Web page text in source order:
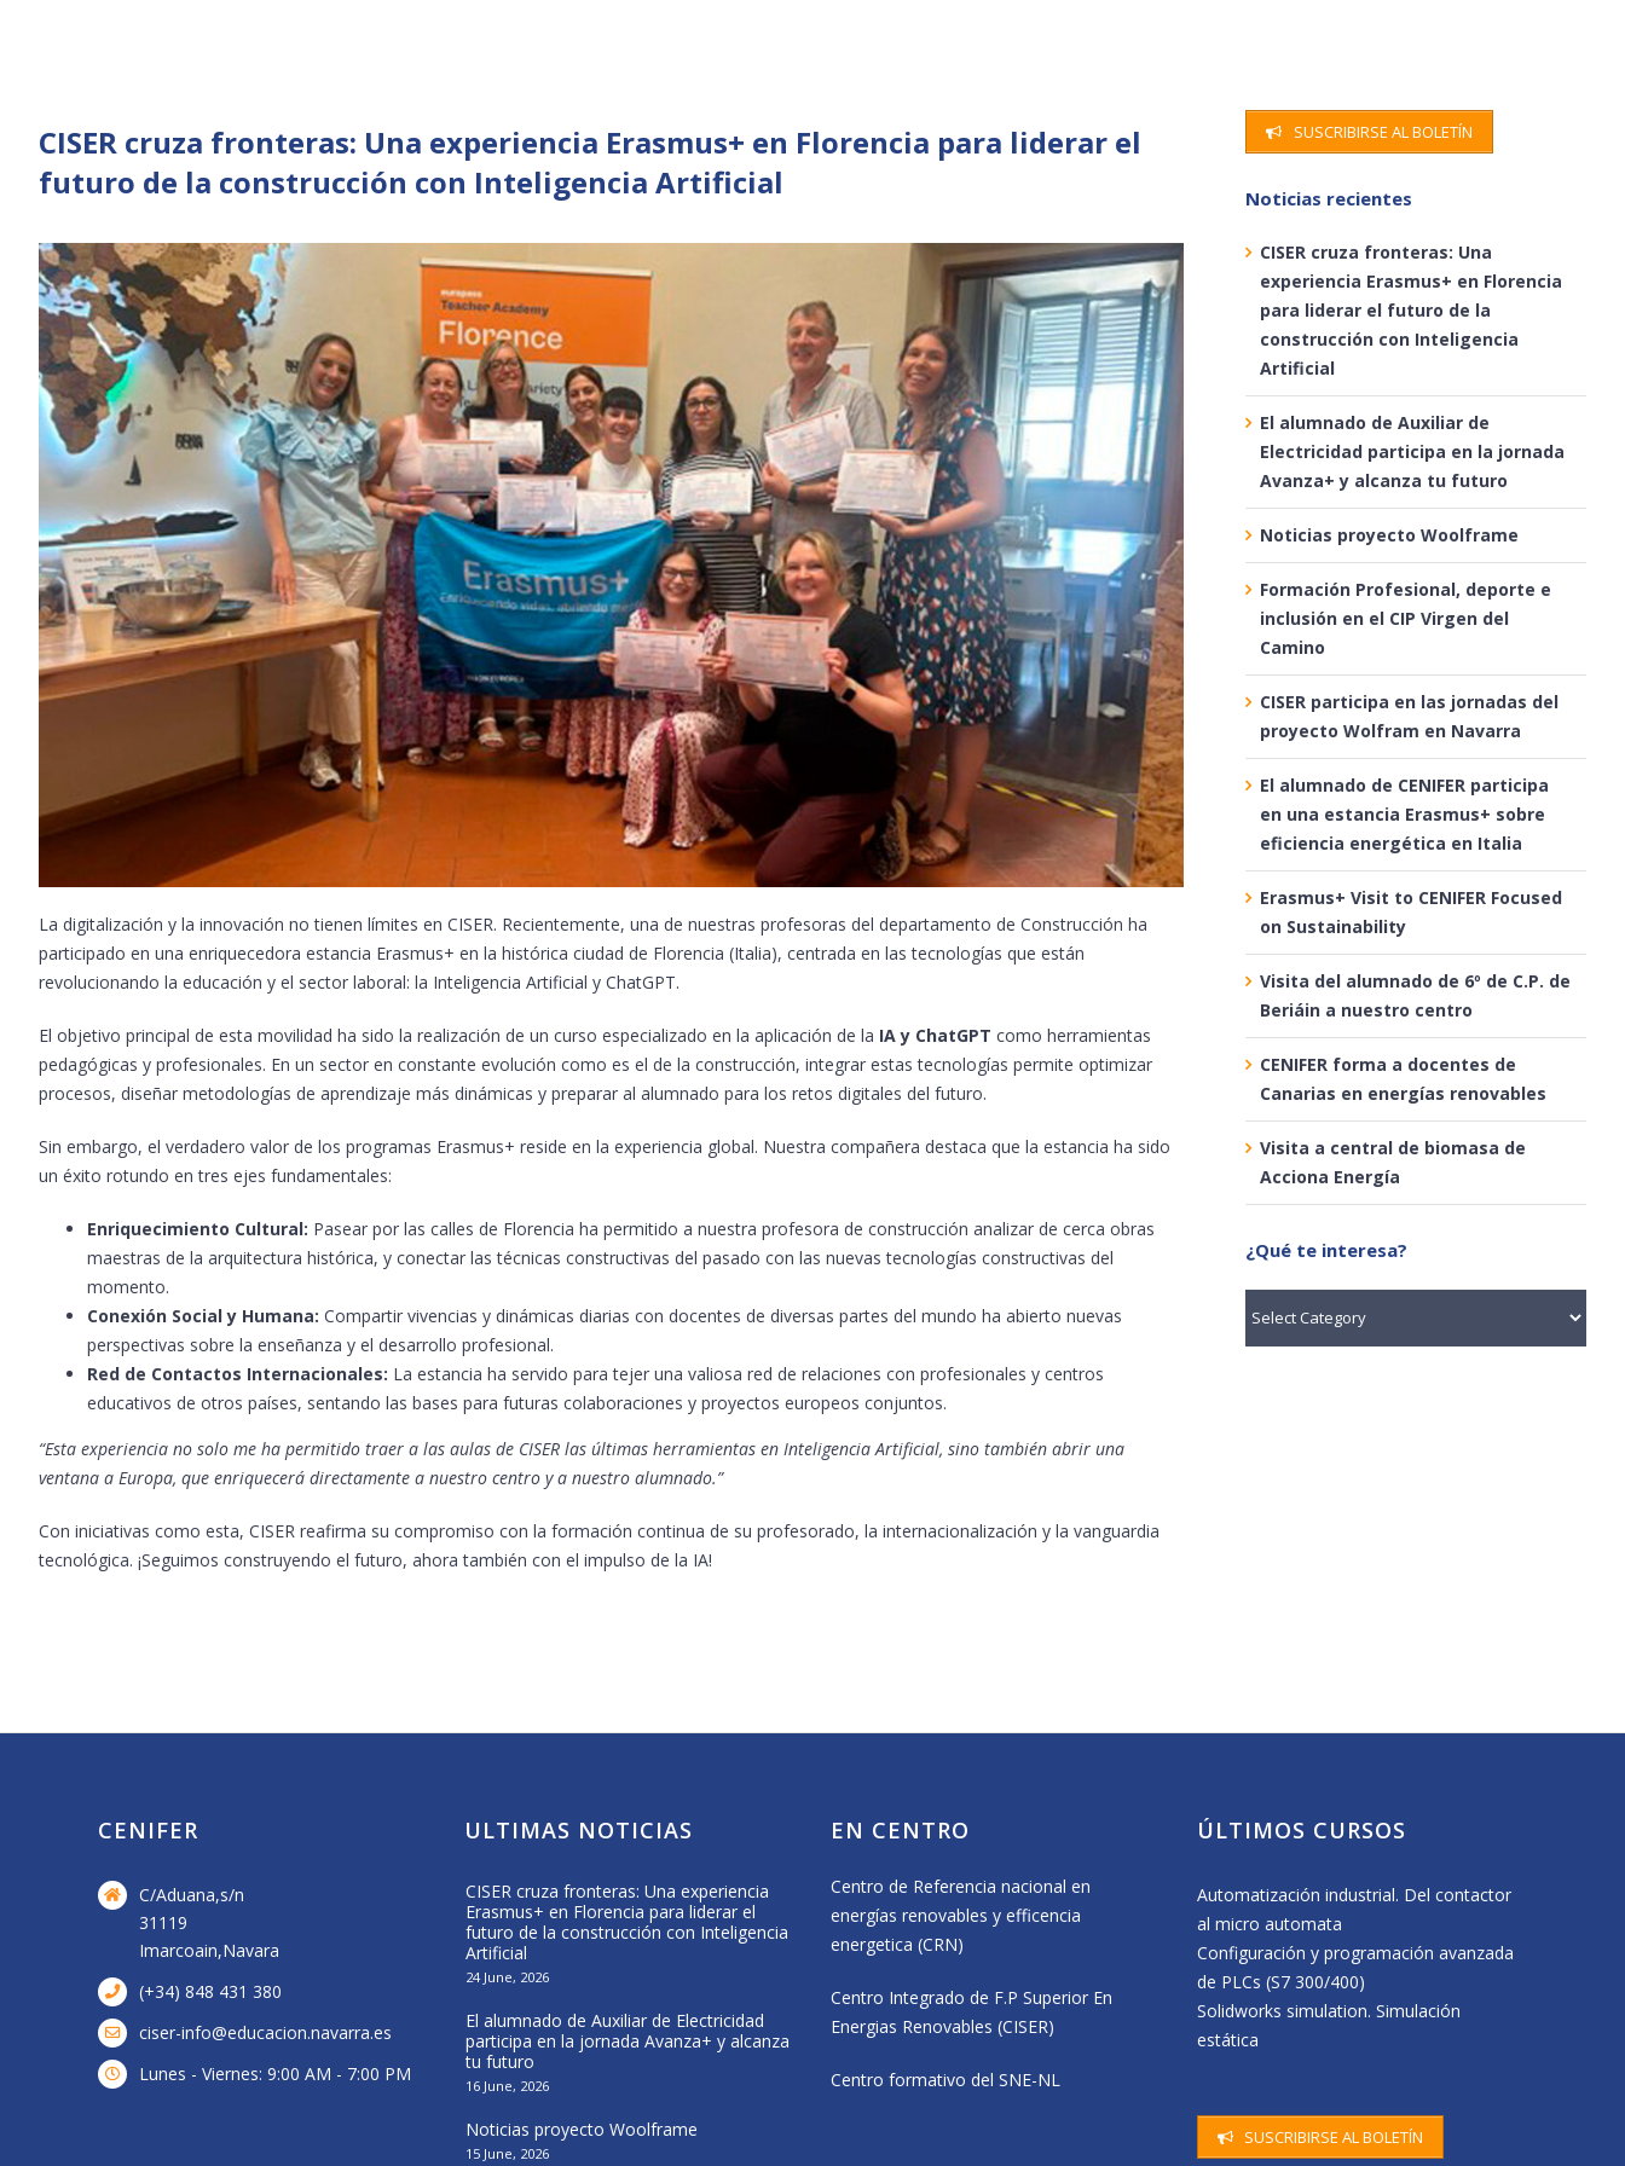
CISER cruza fronteras: Una experiencia Erasmus+ en Florencia para liderar el
futuro de la construcción con Inteligencia Artificial
La digitalización y la innovación no tienen límites en CISER. Recientemente, una de nuestras profesoras del departamento de Construcción ha
participado en una enriquecedora estancia Erasmus+ en la histórica ciudad de Florencia (Italia), centrada en las tecnologías que están
revolucionando la educación y el sector laboral: la Inteligencia Artificial y ChatGPT.
El objetivo principal de esta movilidad ha sido la realización de un curso especializado en la aplicación de la IA y ChatGPT como herramientas
pedagógicas y profesionales. En un sector en constante evolución como es el de la construcción, integrar estas tecnologías permite optimizar
procesos, diseñar metodologías de aprendizaje más dinámicas y preparar al alumnado para los retos digitales del futuro.
Sin embargo, el verdadero valor de los programas Erasmus+ reside en la experiencia global. Nuestra compañera destaca que la estancia ha sido
un éxito rotundo en tres ejes fundamentales:
Enriquecimiento Cultural: Pasear por las calles de Florencia ha permitido a nuestra profesora de construcción analizar de cerca obras
maestras de la arquitectura histórica, y conectar las técnicas constructivas del pasado con las nuevas tecnologías constructivas del
momento.
Conexión Social y Humana: Compartir vivencias y dinámicas diarias con docentes de diversas partes del mundo ha abierto nuevas
perspectivas sobre la enseñanza y el desarrollo profesional.
Red de Contactos Internacionales: La estancia ha servido para tejer una valiosa red de relaciones con profesionales y centros
educativos de otros países, sentando las bases para futuras colaboraciones y proyectos europeos conjuntos.
“Esta experiencia no solo me ha permitido traer a las aulas de CISER las últimas herramientas en Inteligencia Artificial, sino también abrir una
ventana a Europa, que enriquecerá directamente a nuestro centro y a nuestro alumnado.”
Con iniciativas como esta, CISER reafirma su compromiso con la formación continua de su profesorado, la internacionalización y la vanguardia
tecnológica. ¡Seguimos construyendo el futuro, ahora también con el impulso de la IA!
SUSCRIBIRSE AL BOLETÍN
Noticias recientes
CISER cruza fronteras: Una
experiencia Erasmus+ en Florencia
para liderar el futuro de la
construcción con Inteligencia
Artificial
El alumnado de Auxiliar de
Electricidad participa en la jornada
Avanza+ y alcanza tu futuro
Noticias proyecto Woolframe
Formación Profesional, deporte e
inclusión en el CIP Virgen del
Camino
CISER participa en las jornadas del
proyecto Wolfram en Navarra
El alumnado de CENIFER participa
en una estancia Erasmus+ sobre
eficiencia energética en Italia
Erasmus+ Visit to CENIFER Focused
on Sustainability
Visita del alumnado de 6º de C.P. de
Beriáin a nuestro centro
CENIFER forma a docentes de
Canarias en energías renovables
Visita a central de biomasa de
Acciona Energía
¿Qué te interesa?
te
CENIFER
C/Aduana,s/n
31119
Imarcoain,Navara
(+34) 848 431 380
ciser-info@educacion.navarra.es
Lunes - Viernes: 9:00 AM - 7:00 PM
ULTIMAS NOTICIAS
Visita a central de biomasa de Acciona
Energía
CISER cruza fronteras: Una experiencia
Erasmus+ en Florencia para liderar el
futuro de la construcción con Inteligencia
Artificial
24 June, 2026
El alumnado de Auxiliar de Electricidad
participa en la jornada Avanza+ y alcanza
tu futuro
16 June, 2026
Noticias proyecto Woolframe
15 June, 2026
Formación Profesional, deporte e
inclusión en el CIP Virgen del Camino
proyecto Wolfram en Navarra
20 May, 2026
El alumnado de CENIFER participa en una
estancia Erasmus+ sobre eficiencia
Erasmus+ Visit to CENIFER Focused on
Sustainability
11 May, 2026
Visita del alumnado de 6º de C.P. de
Beriáin a nuestro centro
30 April, 2026
Visita a central de
EN CENTRO
Centro de Referencia nacional en
energías renovables y efficencia
energetica (CRN)
Centro Integrado de F.P Superior En
Energias Renovables (CISER)
Centro formativo del SNE-NL
ÚLTIMOS CURSOS
Automatización industrial. Del contactor
al micro automata
Configuración y programación avanzada
de PLCs (S7 300/400)
Solidworks simulation. Simulación
estática
SUSCRIBIRSE AL BOLETÍN